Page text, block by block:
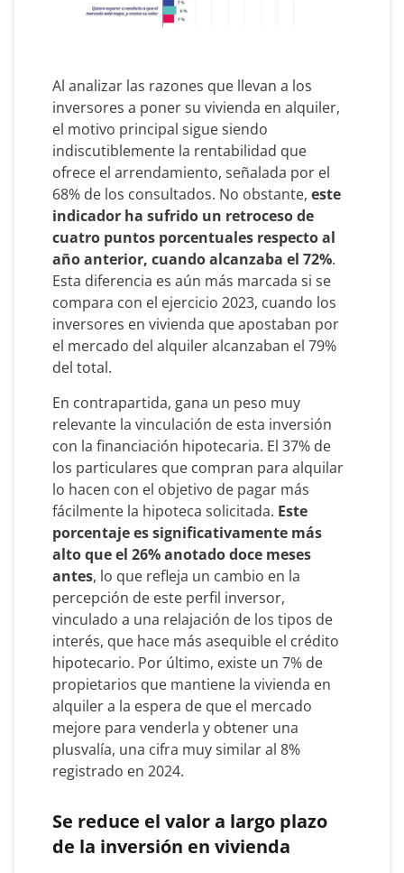
Al analizar las razones que llevan a los
inversores a poner su vivienda en alquiler,
el motivo principal sigue siendo
indiscutiblemente la rentabilidad que
ofrece el arrendamiento, señalada por el
68% de los consultados. No obstante, este
indicador ha sufrido un retroceso de
cuatro puntos porcentuales respecto al
año anterior, cuando alcanzaba el 72%.
Esta diferencia es aún más marcada si se
compara con el ejercicio 2023, cuando los
inversores en vivienda que apostaban por
el mercado del alquiler alcanzaban el 79%
del total.
En contrapartida, gana un peso muy
relevante la vinculación de esta inversión
con la financiación hipotecaria. El 37% de
los particulares que compran para alquilar
lo hacen con el objetivo de pagar más
fácilmente la hipoteca solicitada. Este
porcentaje es significativamente más
alto que el 26% anotado doce meses
antes, lo que refleja un cambio en la
percepción de este perfil inversor,
vinculado a una relajación de los tipos de
interés, que hace más asequible el crédito
hipotecario. Por último, existe un 7% de
propietarios que mantiene la vivienda en
alquiler a la espera de que el mercado
mejore para venderla y obtener una
plusvalía, una cifra muy similar al 8%
registrado en 2024.
Se reduce el valor a largo plazo
de la inversión en vivienda